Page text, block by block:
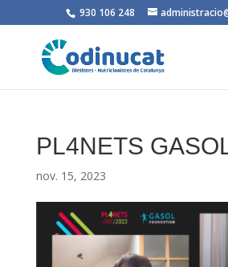
930 106 248
PL4NETS
nov. 15, 2023